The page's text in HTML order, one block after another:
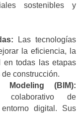
sostenibles y
Las tecnologías
la eficiencia, la
en todas las etapas
construcción.
Modeling (BIM):
de
digital. Sus